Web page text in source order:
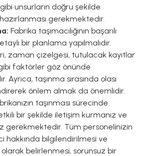
unsurların doğru şekilde
gerekmektedir.
Fabrika taşımacılığının başarılı
bir planlama yapılmalıdır.
zaman çizelgesi, tutulacak kayıtlar
gibi faktörler göz önünde
Ayrıca, taşınma sırasında olası
önlem almak da önemlidir.
taşınması sürecinde
etkili bir şekilde iletişim kurmanız ve
gerekmektedir. Tüm personelinizin
hakkında bilgilendirilmesi ve
belirlenmesi, sorunsuz bir